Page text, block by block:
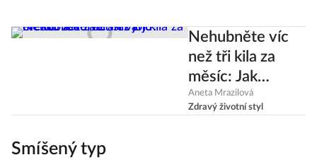
Nehubněte víc
než tři kila za
měsíc: Jak
zabránit jojo
efektu a udržet
Aneta Mrazilová
Zdravý životní styl
Smíšený typ